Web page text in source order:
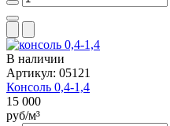
В наличии
Артикул: 05121
Консоль 0,4-1,4
15 000
руб/м³